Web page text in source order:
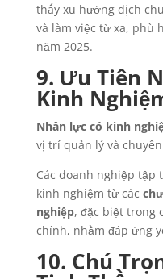
thấy xu hướng dịch
và làm việc từ xa, phù
năm 2025.
9. Ưu Tiên
Kinh
Nhân lực có kinh
vị trí quản lý và
Các doanh nghiệp tập
kinh nghiệm từ các
nghiệp, đặc biệt trong
chính, nhằm đáp ứng
10. Chú